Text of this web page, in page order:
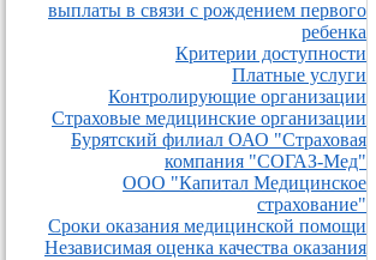
выплаты в связи с рождением первого
ребенка
Критерии доступности
Платные услуги
Контролирующие организации
Страховые медицинские организации
Бурятский филиал ОАО "Страховая
компания "СОГАЗ-Мед"
ООО "Капитал Медицинское
страхование"
Сроки оказания медицинской помощи
Независимая оценка качества оказания